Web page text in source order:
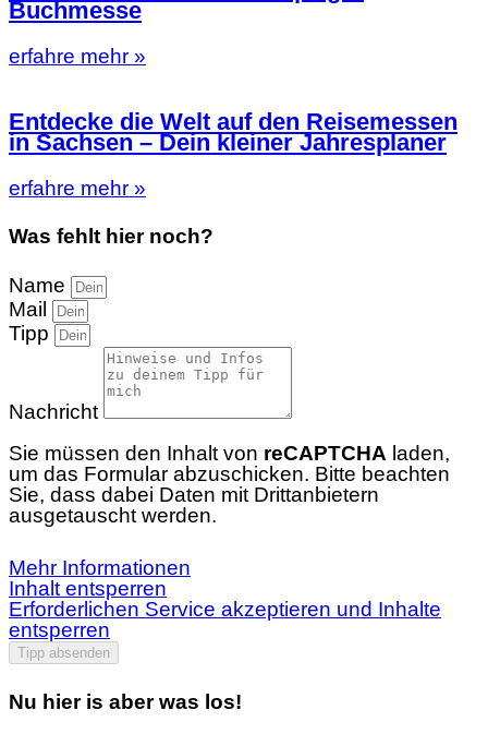
Buchmesse
erfahre mehr »
Entdecke die Welt auf den Reisemessen
in Sachsen – Dein kleiner Jahresplaner
erfahre mehr »
Was fehlt hier noch?
Name
Mail
Tipp
Nachricht
Sie müssen den Inhalt von reCAPTCHA laden,
um das Formular abzuschicken. Bitte beachten
Sie, dass dabei Daten mit Drittanbietern
ausgetauscht werden.
Mehr Informationen
Inhalt entsperren
Erforderlichen Service akzeptieren und Inhalte
entsperren
Tipp absenden
Nu hier is aber was los!